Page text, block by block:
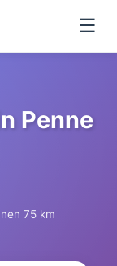
☰
Penne
75 km